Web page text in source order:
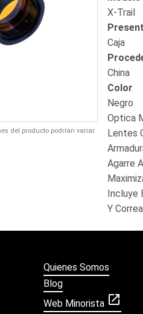
del producto podrían variar.
X-Trail
Caja
China
Color
Negro
Optica
Lentes
Agarre
Incluye
Y
Quienes Somos
Blog
Web Minorista open_in_new